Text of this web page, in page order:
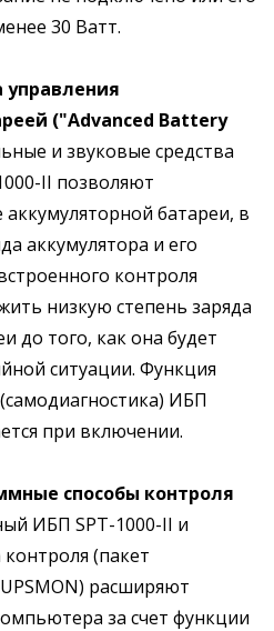
30 Ватт.
управления
("Advanced Battery
и звуковые средства
II позволяют
батареи, в
аккумулятора и его
контроля
низкую степень заряда
до того, как она будет
ситуации. Функция
ИБП
при включении.
способы контроля
ИБП SPT-1000-II и
(пакет
расширяют
за счет функции